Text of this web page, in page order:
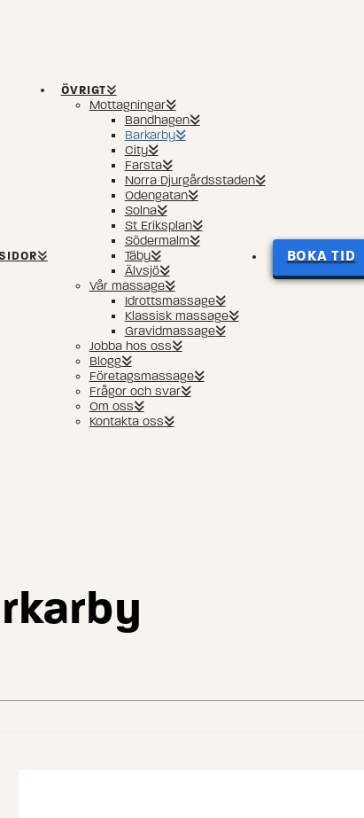
ÖVRIGT
Mottagningar
Bandhagen
Barkarby
City
Farsta
Norra Djurgårdsstaden
Odengatan
Solna
St Eriksplan
Södermalm
Täby
Älvsjö
Vår massage
Idrottsmassage
Klassisk massage
Gravidmassage
Jobba hos oss
Blogg
Företagsmassage
Frågor och svar
Om oss
Kontakta oss
BOKA TID